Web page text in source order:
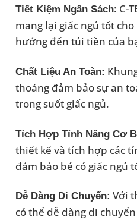
Tiết Kiệm Ngân Sách: C-
mang lại giấc ngủ tốt
hưởng đến túi tiền của
Chất Liệu An Toàn:
thoáng đảm bảo sự an
trong suốt giấc ngủ.
Tích Hợp Tính Năng Cơ
thiết kế và tích hợp các
đảm bảo bé có giấc ngủ
Dễ Dàng Di Chuyển: Với
có thể dễ dàng di